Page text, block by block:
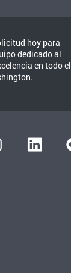
hoy para
dedicado al
en todo el